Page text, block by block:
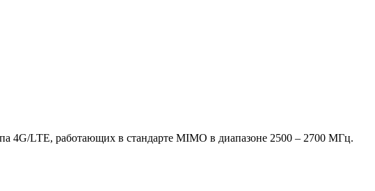
4G/LTE, работающих в стандарте MIMO в диапазоне 2500 – 2700 МГц.